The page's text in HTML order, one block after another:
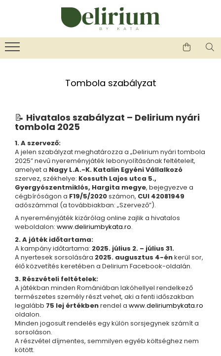
KEDVENCEIM KÖZÜL
Gyűrű
Karperec
Kitűző
Ékszer szett
Gyöngy / Talizmán
Haj kiegészítők
Bokalánc
Férfi ékszerek
Nyaklánc / Medál
Karperec
Gyerek ékszerek
Nyaklánc / Medál
Barátság nyaklánc
Karperec
Haj kiegészítők
Kitűző
Ezüst ékszerek
Nyaklánc / Medál
Fülbevaló
Ékszer szett
Ékszerek és kiegészítők
karbantartása és ápolása
Emlékőrzők - általános tudnivalók
Környezettudatos termékek
Kenyérzsák
Textil edény- és tányérhuzat
Újraszalvéta szendvicsnek
Tombola szabályzat
📝 Hivatalos szabályzat – Delirium nyári
tombola 2025
1. A szervező:
A jelen szabályzat meghatározza a „Delirium nyári tombola
2025” nevű nyereményjáték lebonyolításának feltételeit,
amelyet a Nagy L.A.-K. Katalin Egyéni Vállalkozó
szervez, székhelye: Kossuth Lajos utca 5.,
Gyergyószentmiklós, Hargita megye, bejegyezve a
cégbíróságon a F19/5/2020számon, CUI 42081949
adószámmal (a továbbiakban: „Szervező”).
A nyereményjáték kizárólag online zajlik a hivatalos
weboldalon: www.deliriumbykata.ro.
2. A játék időtartama:
A kampány időtartama: 2025. július 2. – július 31.
A nyertesek sorsolására 2025. augusztus 4-énkerül sor,
élő közvetítés keretében a Delirium Facebook-oldalán.
3. Részvételi feltételek:
A játékban minden Romániában lakóhellyel rendelkező
természetes személy részt vehet, aki a fenti időszakban
legalább 75 lej értékbenrendel a www.deliriumbykata.ro
oldalon.
Minden jogosult rendelés egy külön sorsjegynek számít a
sorsoláson.
A részvétel díjmentes, semmilyen egyéb költséghez nem
kötött.